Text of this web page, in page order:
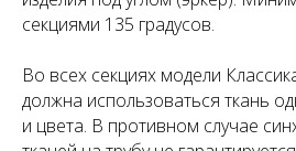
секциями 135 градусов.
Во всех секциях модели
должна использоваться ткань
и цвета. В противном случае